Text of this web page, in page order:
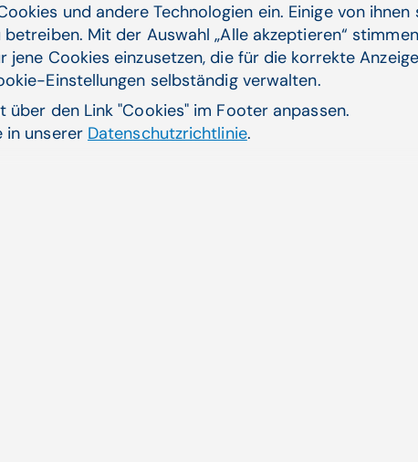
Verwandte
und andere Technologien ein. Einige von
Mit der Auswahl „Alle akzeptieren“
jene Cookies einzusetzen, die für die korrekte
Einstellungen selbständig verwalten.
über den Link "Cookies" im Footer anpassen.
in unserer Datenschutzrichtlinie.